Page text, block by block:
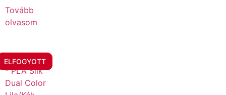
Tovább
olvasom
ELFOGYOTT